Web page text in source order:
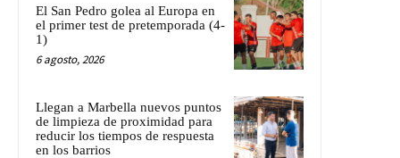
El San Pedro golea al Europa en
el primer test de pretemporada (4-
1)
6 agosto, 2026
Llegan a Marbella nuevos puntos
de limpieza de proximidad para
reducir los tiempos de respuesta
en los barrios